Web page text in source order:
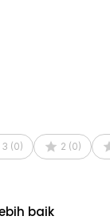
3 (0) 2 (0)
baik